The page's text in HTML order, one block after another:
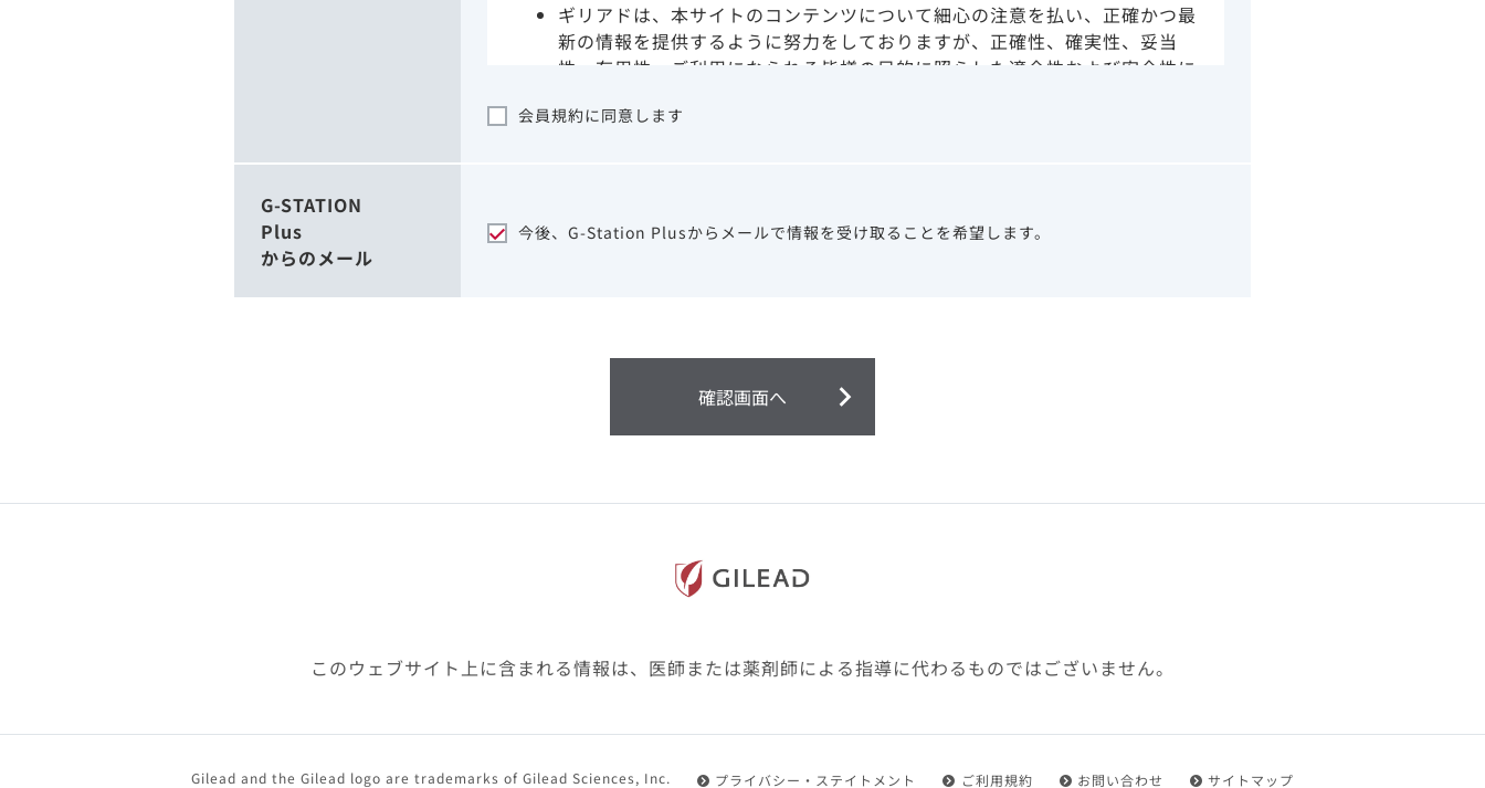
ギリアドは、本サイトのコンテンツについて細心の注意を払い、正確かつ最
新の情報を提供するように努力をしておりますが、正確性、確実性、妥当
性、有用性、ご利用になられる皆様の目的に照らした適合性および安全性に
サイトを利用することまたは利用できなかったことより生じる損害について
本サイト内の情報は、医師その他医療関係者が行なうべきアドバイスやサー
第２条（会員）
1.会員とは、医療関係者の方で、本サービスの利用規約（以下、「本規約」といいます）
4.会員は、設置した機器がギリアドの示す利用環境に適合していない場合や自らの機器の
設定により本サービスの利用ができない場合があることを予め了承するものとします。ま
5.会員は、登録した会員情報に変更が生じた場合には、その都度速やかに本サイト内に設
会員規約に同意します
G-STATION
Plus
からのメール
今後、G-Station Plusからメールで情報を受け取ることを希望します。
確認画面へ
このウェブサイト上に含まれる情報は、医師または薬剤師による指導に代わるものではございません。
Gilead and the Gilead logo are trademarks of Gilead Sciences, Inc. プライバシー・ステイトメント ご利用規約 お問い合わせ サイトマップ